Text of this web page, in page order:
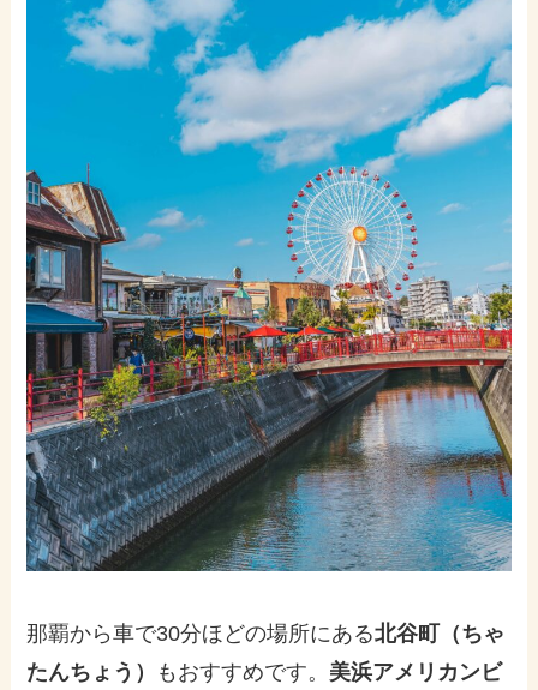
那覇から車で30分ほどの場所にある北谷町（ちゃ
たんちょう）
もおすすめです。 美浜アメリカンビ